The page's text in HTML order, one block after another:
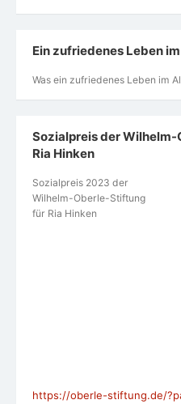
Ein zufriedenes Leben
Was ein zufriedenes Leben im
Sozialpreis der
Ria Hinken
Sozialpreis 2023 der
Wilhelm-Oberle-Stiftung
für Ria Hinken
https://oberle-stiftung.de/